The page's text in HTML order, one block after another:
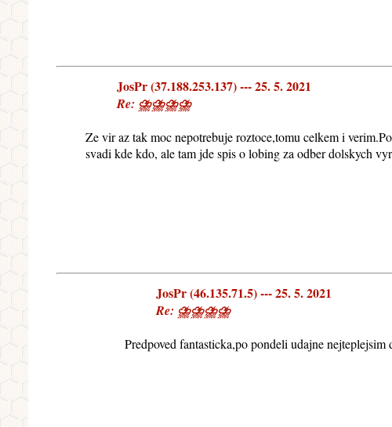
JosPr (37.188.253.137) --- 25. 5. 2021
Re: ⛈⛈⛈⛈
Ze vir az tak moc nepotrebuje roztoce,tomu celkem i
svadi kde kdo, ale tam jde spis o lobing za odber dolskych
JosPr (46.135.71.5) --- 25. 5. 2021
Re: ⛈⛈⛈⛈
Predpoved fantasticka,po pondeli udajne